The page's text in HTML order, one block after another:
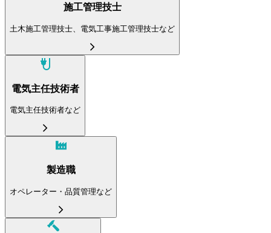
施工管理技士
土木施工管理技士、電気工事施工管理技士など
電気主任技術者
電気主任技術者など
製造職
オペレーター・品質管理など